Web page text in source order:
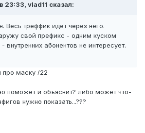
23:33, vlad11 сказал:
Весь треффик идет через него.
свой префикс - одним куском
внутренних абонентов не интересует.
про маску /22
поможет и объяснит? либо может что-
нужно показать...???